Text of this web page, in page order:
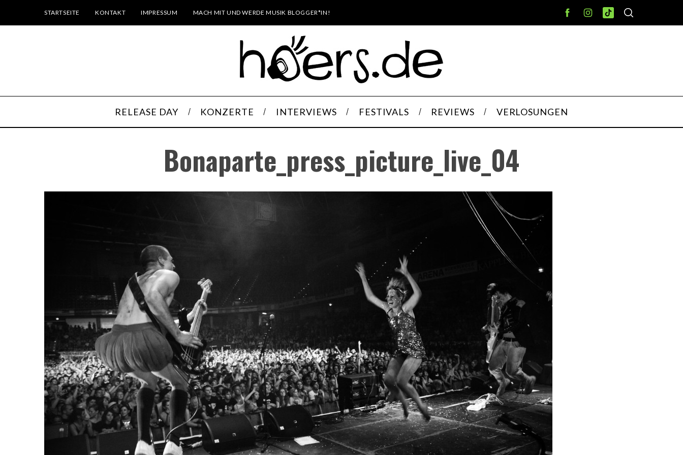
STARTSEITE KONTAKT IMPRESSUM MACH MIT UND WERDE MUSIK BLOGGER*IN!
RELEASE DAY KONZERTE INTERVIEWS FESTIVALS REVIEWS VERLOSUNGEN
Bonaparte_press_picture_live_04